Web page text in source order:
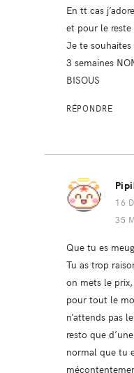
En tt cas
et pour le reste
Je te
3 semaines
BISOUS
RÉPONDRE
16
35
Que tu es
Tu as trop
on mets le prix,
pour tout le
n’attends pas
resto que
normal que tu